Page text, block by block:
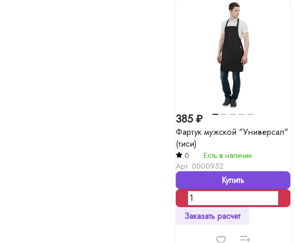
385 ₽
Фартук мужской "Универсал"
(тиси)
0
Есть в наличии
Арт. 0000952
Купить
Заказать расчет